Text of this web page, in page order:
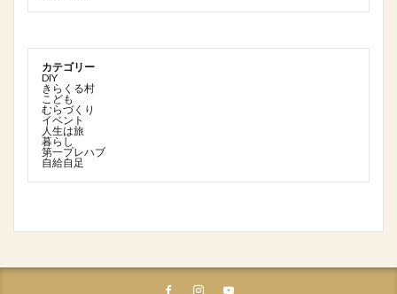
カテゴリー
DIY
きらくる村
こども
むらづくり
イベント
人生は旅
暮らし
第一プレハブ
自給自足